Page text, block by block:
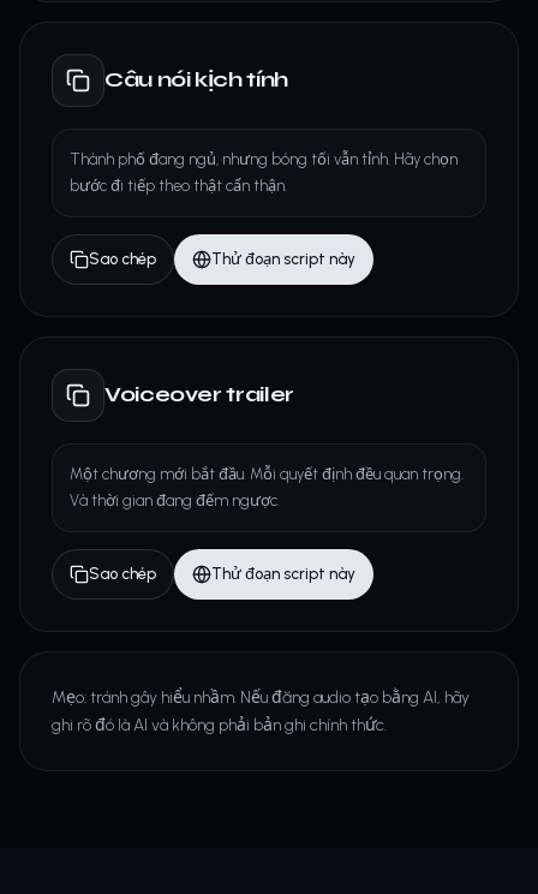
Câu nói kịch tính
Thành phố đang ngủ, nhưng bóng tối vẫn tỉnh. Hãy chọn
bước đi tiếp theo thật cẩn thận.
Sao chép Thử đoạn script này
Voiceover trailer
Một chương mới bắt đầu. Mỗi quyết định đều quan trọng.
Và thời gian đang đếm ngược.
Sao chép Thử đoạn script này
Mẹo: tránh gây hiểu nhầm. Nếu đăng audio tạo bằng AI, hãy
ghi rõ đó là AI và không phải bản ghi chính thức.